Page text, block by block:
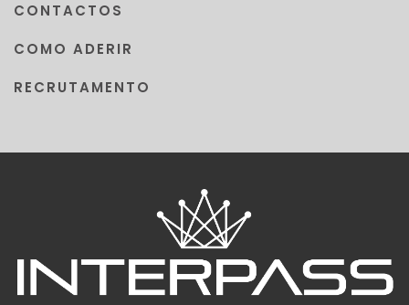
CONTACTOS
COMO ADERIR
RECRUTAMENTO